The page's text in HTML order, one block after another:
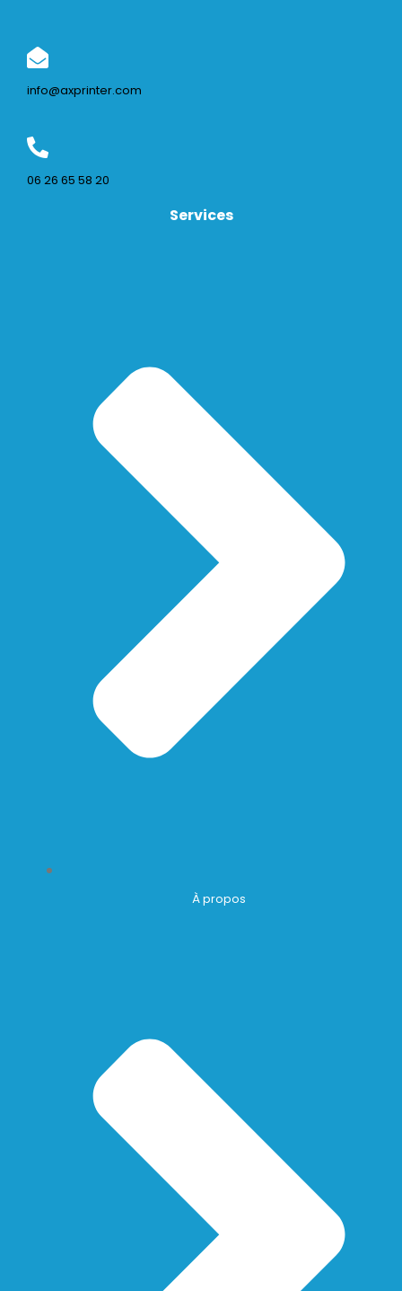
info@axprinter.com
06 26 65 58 20
Services
À propos